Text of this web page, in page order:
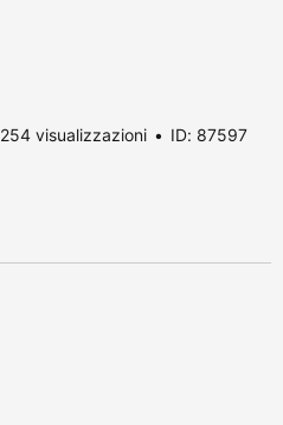
254 visualizzazioni ID: 87597